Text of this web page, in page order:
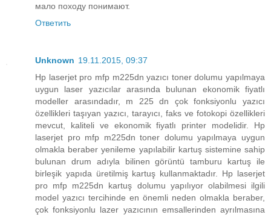
мало походу понимают.
Ответить
Unknown 19.11.2015, 09:37
Hp laserjet pro mfp m225dn yazıcı toner dolumu yapılmaya
uygun laser yazıcılar arasında bulunan ekonomik fiyatlı
modeller arasındadır, m 225 dn çok fonksiyonlu yazıcı
özellikleri taşıyan yazıcı, tarayıcı, faks ve fotokopi özellikleri
mevcut, kaliteli ve ekonomik fiyatlı printer modelidir. Hp
laserjet pro mfp m225dn toner dolumu yapılmaya uygun
olmakla beraber yenileme yapılabilir kartuş sistemine sahip
bulunan drum adıyla bilinen görüntü tamburu kartuş ile
birleşik yapıda üretilmiş kartuş kullanmaktadır. Hp laserjet
pro mfp m225dn kartuş dolumu yapılıyor olabilmesi ilgili
model yazıcı tercihinde en önemli neden olmakla beraber,
çok fonksiyonlu lazer yazıcının emsallerinden ayrılmasına